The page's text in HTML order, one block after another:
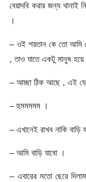
বেয়াদবি করার জন্য
।
– ওই শয়তান কে তো আমি
, তাও যাতে একটু মানুষ
– আচ্ছা ঠিক আছে , এই যে
– হুমমমমম ।
– এখানেই রাখব নাকি বাড়ি
– আমি বাড়ি যাবো ।
– এবারের মতো ছেরে